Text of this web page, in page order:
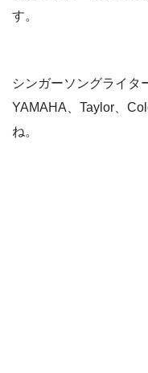
す。
シンガーソングライタ
YAMAHA、Taylor、
ね。